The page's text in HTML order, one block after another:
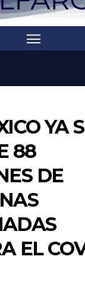
YA
88
DE
EL